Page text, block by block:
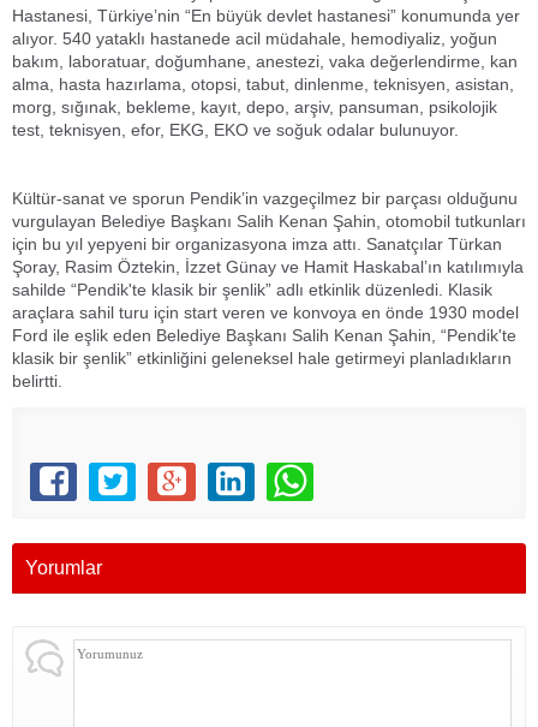
Hastanesi, Türkiye’nin “En büyük devlet hastanesi” konumunda yer
alıyor. 540 yataklı hastanede acil müdahale, hemodiyaliz, yoğun
bakım, laboratuar, doğumhane, anestezi, vaka değerlendirme, kan
alma, hasta hazırlama, otopsi, tabut, dinlenme, teknisyen, asistan,
morg, sığınak, bekleme, kayıt, depo, arşiv, pansuman, psikolojik
test, teknisyen, efor, EKG, EKO ve soğuk odalar bulunuyor.
Kültür-sanat ve sporun Pendik’in vazgeçilmez bir parçası olduğunu
vurgulayan Belediye Başkanı Salih Kenan Şahin, otomobil tutkunları
için bu yıl yepyeni bir organizasyona imza attı. Sanatçılar Türkan
Şoray, Rasim Öztekin, İzzet Günay ve Hamit Haskabal’ın katılımıyla
sahilde “Pendik'te klasik bir şenlik” adlı etkinlik düzenledi. Klasik
araçlara sahil turu için start veren ve konvoya en önde 1930 model
Ford ile eşlik eden Belediye Başkanı Salih Kenan Şahin, “Pendik'te
klasik bir şenlik” etkinliğini geleneksel hale getirmeyi planladıkların
belirtti.
Yorumlar